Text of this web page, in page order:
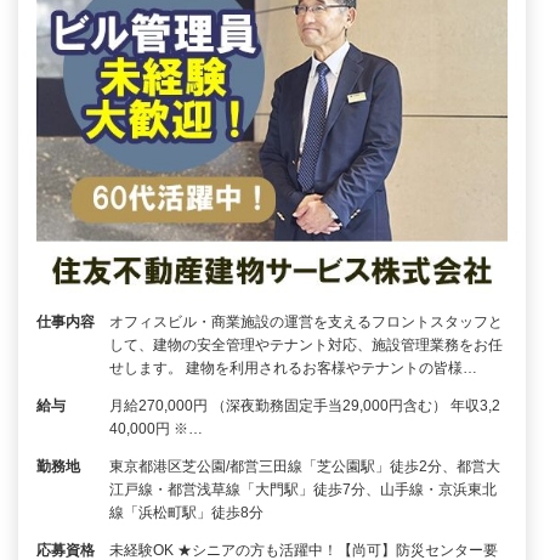
仕事内容
オフィスビル・商業施設の運営を支えるフロントスタッフと
して、建物の安全管理やテナント対応、施設管理業務をお任
せします。 建物を利用されるお客様やテナントの皆様…
給与
月給270,000円 （深夜勤務固定手当29,000円含む） 年収3,2
40,000円 ※…
勤務地
東京都港区芝公園/都営三田線「芝公園駅」徒歩2分、都営大
江戸線・都営浅草線「大門駅」徒歩7分、山手線・京浜東北
線「浜松町駅」徒歩8分
応募資格
未経験OK ★シニアの方も活躍中！【尚可】防災センター要